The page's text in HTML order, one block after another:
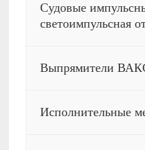
Судовые
светоимпульсная
Выпрямители
Исполнительные